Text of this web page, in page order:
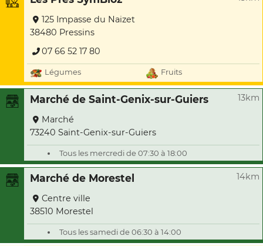
125 Impasse du Naizet
38480 Pressins
07 66 52 17 80
Légumes Fruits
Marché de Saint-Genix-sur-Guiers 13km
Marché
73240 Saint-Genix-sur-Guiers
Tous les mercredi de 07:30 à 18:00
Marché de Morestel 14km
Centre ville
38510 Morestel
Tous les samedi de 06:30 à 14:00